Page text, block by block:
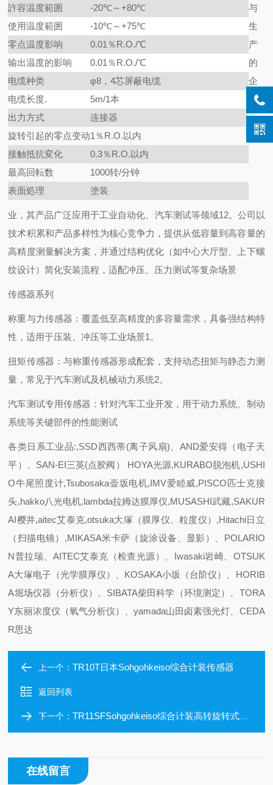
許容温度範囲
-20℃～+80℃
使用温度範囲
-10℃～+75℃
零点温度影响
0.01％R.O./℃
输出温度的影响
0.01％R.O./℃
电缆种类
φ8，4芯屏蔽电缆
电缆长度.
5m/1本
出力方式
连接器
旋转引起的零点变动1％R.O.以内
接触抵抗変化
0.3％R.O.以内
最高回転数
1000转/分钟
表面処理
塗装
与
生
产
的
企
业，其产品广泛应用于工业自动化、汽车测试等领域12。公司以
技术积累和产品多样性为核心竞争力，提供从低容量到高容量的
高精度测量解决方案，并通过结构优化（如中心大厅型、上下螺
纹设计）简化安装流程，适配冲压、压力测试等复杂场景
传感器系列
称重与力传感器：覆盖低至高精度的多容量需求，具备强结构特
性，适用于压装、冲压等工业场景1。
扭矩传感器：与称重传感器形成配套，支持动态扭矩与静态力测
量，常见于汽车测试及机械动力系统2。
汽车测试专用传感器：针对汽车工业开发，用于动力系统、制动
系统等关键部件的性能测试
各类日系工业品:,SSD西西蒂(离子风扇)、AND爱安得（电子天
平）、SAN-EI三英(点胶阀） HOYA光源,KURABO脱泡机,USHI
O牛尾照度计,Tsubosaka壶坂电机,IMV爱睦威,PISCO匹士克接
头,hakko八光电机,lambda拉姆达膜厚仪,MUSASHI武藏,SAKUR
AI樱井,aitec艾泰克,otsuka大塚（膜厚仪、粒度仪）,Hitachi日立
（扫描电镜）,MIKASA米卡萨（旋涂设备、显影）、POLARIO
N普拉瑞、AITEC艾泰克（检查光源）、Iwasaki岩崎、OTSUK
A大塚电子（光学膜厚仪）、KOSAKA小坂（台阶仪）、HORIB
A堀场仪器（分析仪）、SIBATA柴田科学（环境测定）、TORA
Y东丽浓度仪（氧气分析仪）、yamada山田卤素强光灯、CEDA
R思达
上一个：TR10T日本Sohgohkeiso综合计装传感器
返回列表
下一个：TR11SFSohgohkeiso综合计装高转旋转式扭矩传感器
在线留言